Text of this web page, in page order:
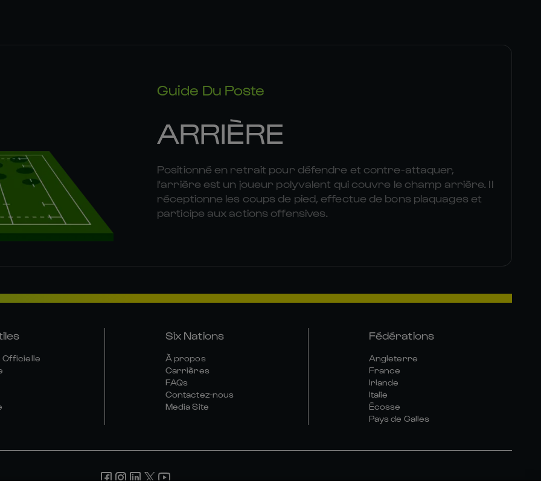
Guide Du Poste
ARRIÈRE
Positionné en retrait pour défendre et contre-attaquer,
l'arrière est un joueur polyvalent qui couvre le champ arrière. Il
réceptionne les coups de pied, effectue de bons plaquages et
participe aux actions offensives.
Officielle
Six Nations
À propos
Carrières
FAQs
Contactez-nous
Media Site
Fédérations
Angleterre
France
Irlande
Italie
Écosse
Pays de Galles